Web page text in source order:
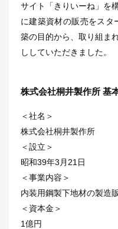
サイト「きりいーね」を
に建築資材の販売をスタ
築の目的から、取り組ま
ししていただきました。
株式会社桐井製作所 基
＜社名＞
株式会社桐井製作所
＜設立＞
昭和39年3月21日
＜事業内容＞
内装用鋼製下地材の製造
＜資本金＞
1億円